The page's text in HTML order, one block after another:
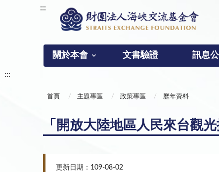
:::
關於本會 文書驗證 訊息
:::
首頁 主題專區 政策專區 歷年資料
「開放大陸地區人民來台觀
更新日期：109-08-02